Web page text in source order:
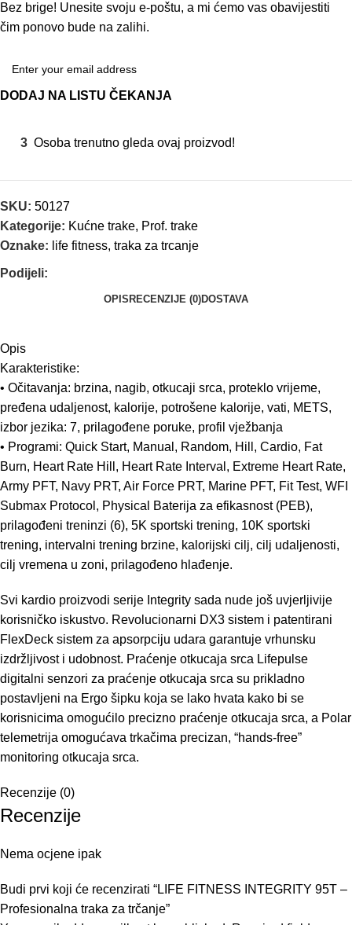
Bez brige! Unesite svoju e-poštu, a mi ćemo vas obavijestiti
čim ponovo bude na zalihi.
DODAJ NA LISTU ČEKANJA
3 Osoba trenutno gleda ovaj proizvod!
SKU: 50127
Kategorije: Kućne trake, Prof. trake
Oznake: life fitness, traka za trcanje
Podijeli:
OPISRECENZIJE (0)DOSTAVA
Opis
Karakteristike:
• Očitavanja: brzina, nagib, otkucaji srca, proteklo vrijeme,
pređena udaljenost, kalorije, potrošene kalorije, vati, METS,
izbor jezika: 7, prilagođene poruke, profil vježbanja
• Programi: Quick Start, Manual, Random, Hill, Cardio, Fat
Burn, Heart Rate Hill, Heart Rate Interval, Extreme Heart Rate,
Army PFT, Navy PRT, Air Force PRT, Marine PFT, Fit Test, WFI
Submax Protocol, Physical Baterija za efikasnost (PEB),
prilagođeni treninzi (6), 5K sportski trening, 10K sportski
trening, intervalni trening brzine, kalorijski cilj, cilj udaljenosti,
cilj vremena u zoni, prilagođeno hlađenje.
Svi kardio proizvodi serije Integrity sada nude još uvjerljivije
korisničko iskustvo. Revolucionarni DX3 sistem i patentirani
FlexDeck sistem za apsorpciju udara garantuje vrhunsku
izdržljivost i udobnost. Praćenje otkucaja srca Lifepulse
digitalni senzori za praćenje otkucaja srca su prikladno
postavljeni na Ergo šipku koja se lako hvata kako bi se
korisnicima omogućilo precizno praćenje otkucaja srca, a Polar
telemetrija omogućava trkačima precizan, “hands-free”
monitoring otkucaja srca.
Recenzije (0)
Recenzije
Nema ocjene ipak
Budi prvi koji će recenzirati “LIFE FITNESS INTEGRITY 95T –
Profesionalna traka za trčanje”